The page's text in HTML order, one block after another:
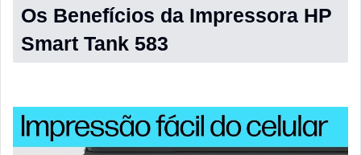
Os Benefícios da Impressora HP
Smart Tank 583